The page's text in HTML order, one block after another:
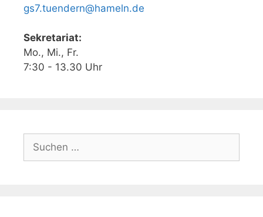
gs7.tuendern@hameln.de
Sekretariat:
Mo., Mi., Fr.
7:30 - 13.30 Uhr
Suchen
nach: